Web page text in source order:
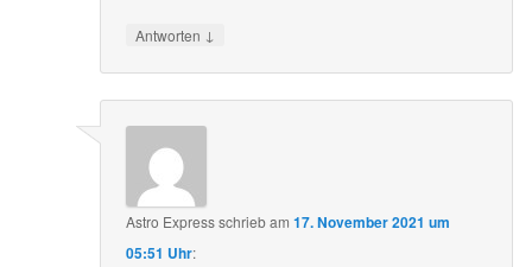
Antworten ↓
Astro Expressschriebam17. November 2021 um
05:51 Uhr: